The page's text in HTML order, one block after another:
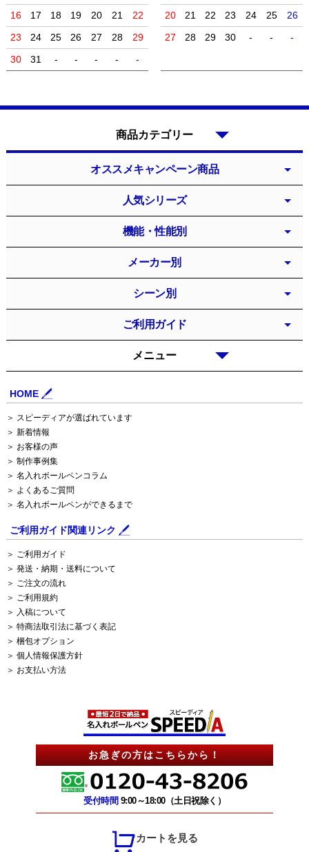
16
17 18 19 20 21
22
23
24 25 26 27 28
29
30
31 - - - - -
20
21 22 23 24 25
26
27
28 29 30 - - -
お急ぎの方はこちらから！
受付時間 9:00～18:00（土日祝除く）
カートを見る
HOME
＞ スピーディアが選ばれています
＞ 新着情報
＞ お客様の声
＞ 制作事例集
＞ 名入れボールペンコラム
＞ よくあるご質問
＞ 名入れボールペンができるまで
ご利用ガイド関連リンク
＞ ご利用ガイド
＞ 発送・納期・送料について
＞ ご注文の流れ
＞ ご利用規約
＞ 入稿について
＞ 特商法取引法に基づく表記
＞ 梱包オプション
＞ 個人情報保護方針
＞ お支払い方法
メニュー
オススメキャンペーン商品
人気シリーズ
機能・性能別
メーカー別
シーン別
ご利用ガイド
商品カテゴリー